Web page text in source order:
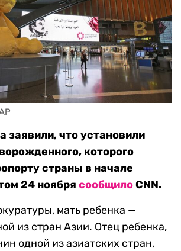
заявили, что установили
которого
страны в начале
24 ноября сообщилоCNN.
мать ребенка —
из стран Азии. Отец ребенка,
одной из азиатских стран,